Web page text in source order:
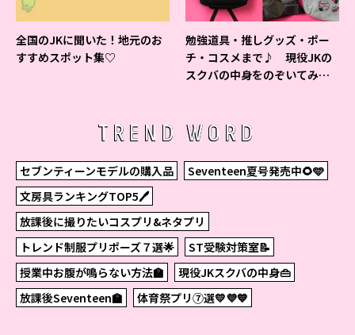
全国のJKに聞いた！地元のお
すすめスポット集♡
勉強道具・推しグッズ・ポー
チ・コスメまで♪ 現役JKの
スクバの中身をのぞいてみ
TREND WORD
セブンティーンモデルの購入品
Seventeen夏号発売中🌻🩵
文房具ランキングTOP5🖊
放課後に撮りたいコスプリ&ネタプリ
トレンド制服プリポーズ７選🌟
ST受験対策室📝
授業中お腹が鳴らない方法🏫
現役JKスクバの中身👜
放課後Seventeen🏫
体育祭プリ⑦選💛💜💙